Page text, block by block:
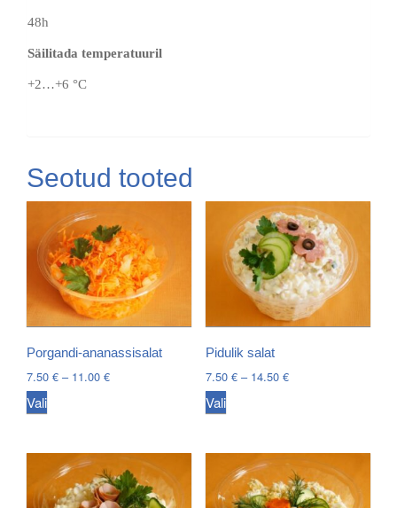
48h
Säilitada temperatuuril
+2…+6 °C
Seotud tooted
Porgandi-ananassisalat
7.50 € – 11.00 €Price
11.00 €
ValiThis
multiple
variants.
Pidulik salat
7.50 € – 14.50 €Price
14.50 €
ValiThis
multiple
variants.